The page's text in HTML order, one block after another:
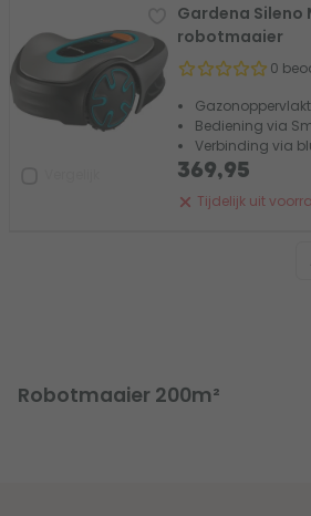
Gardena Sileno
robotmaaier
0
Bediening via
Verbinding via
Tijdelijk uit
369,95
Robotmaaier 200m²